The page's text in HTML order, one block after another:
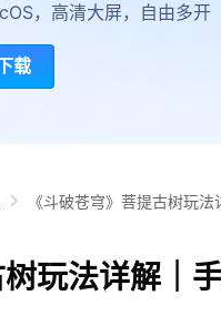
，高清大屏，自由多开
载
《斗破苍穹》菩提古树玩
树玩法详解｜